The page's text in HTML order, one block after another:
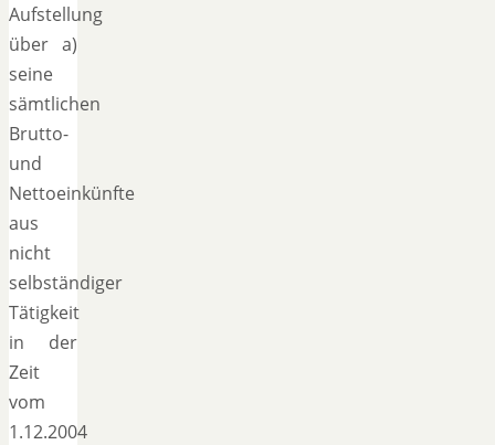
Aufstellung
über a)
seine
sämtlichen
Brutto-
und
Nettoeinkünfte
aus
nicht
selbständiger
Tätigkeit
in der
Zeit
vom
1.12.2004